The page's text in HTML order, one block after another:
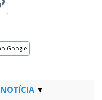
Google
NOTÍCIA